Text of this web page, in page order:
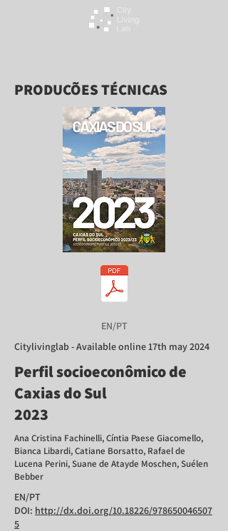
PRODUÇÕES TÉCNICAS
EN/PT
Citylivinglab - Available online 17th may 2024
Perfil socioeconômico de
Caxias do Sul
2023
Ana Cristina Fachinelli, Cíntia Paese Giacomello,
Bianca Libardi, Catiane Borsatto, Rafael de
Lucena Perini, Suane de Atayde Moschen, Suélen
Bebber
EN/PT
DOI: http://dx.doi.org/10.18226/978650046507
5